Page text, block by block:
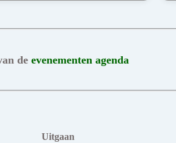
de evenementen agenda
Uitgaan